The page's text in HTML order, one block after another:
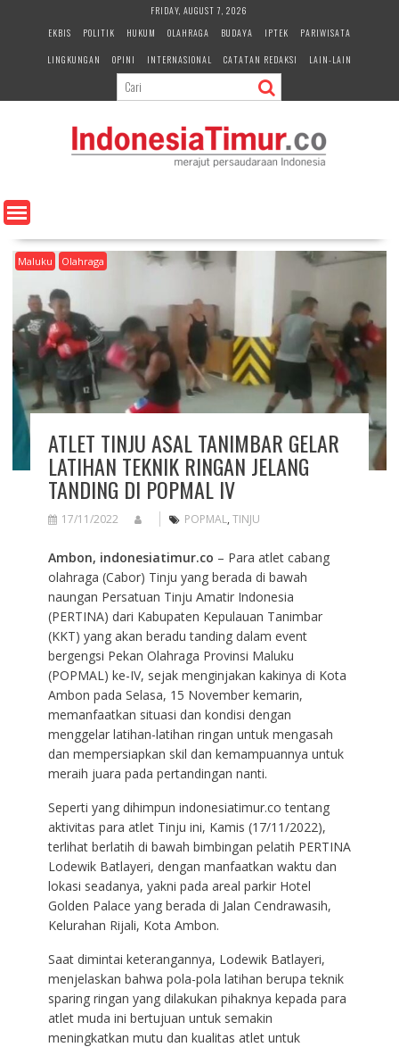
e
n
FRIDAY, AUGUST 7, 2026
EKBIS
POLITIK HUKUM OLAHRAGA BUDAYA IPTEK
PARIWISATA
LINGKUNGAN
OPINI INTERNASIONAL CATATAN REDAKSI LAIN-LAIN
Maluku Olahraga
ATLET TINJU ASAL TANIMBAR GELAR
LATIHAN TEKNIK RINGAN JELANG
TANDING DI POPMAL IV
17/11/2022 POPMAL, TINJU
Ambon, indonesiatimur.co – Para atlet cabang
olahraga (Cabor) Tinju yang berada di bawah
naungan Persatuan Tinju Amatir Indonesia
(PERTINA) dari Kabupaten Kepulauan Tanimbar
(KKT) yang akan beradu tanding dalam event
bergengsi Pekan Olahraga Provinsi Maluku
(POPMAL) ke-IV, sejak menginjakan kakinya di Kota
Ambon pada Selasa, 15 November kemarin,
memanfaatkan situasi dan kondisi dengan
menggelar latihan-latihan ringan untuk mengasah
dan mempersiapkan skil dan kemampuannya untuk
meraih juara pada pertandingan nanti.
Seperti yang dihimpun indonesiatimur.co tentang
aktivitas para atlet Tinju ini, Kamis (17/11/2022),
terlihat berlatih di bawah bimbingan pelatih PERTINA
Lodewik Batlayeri, dengan manfaatkan waktu dan
lokasi seadanya, yakni pada areal parkir Hotel
Golden Palace yang berada di Jalan Cendrawasih,
Kelurahan Rijali, Kota Ambon.
Saat dimintai keterangannya, Lodewik Batlayeri,
menjelaskan bahwa pola-pola latihan berupa teknik
sparing ringan yang dilakukan pihaknya kepada para
atlet muda ini bertujuan untuk semakin
meningkatkan mutu dan kualitas atlet untuk